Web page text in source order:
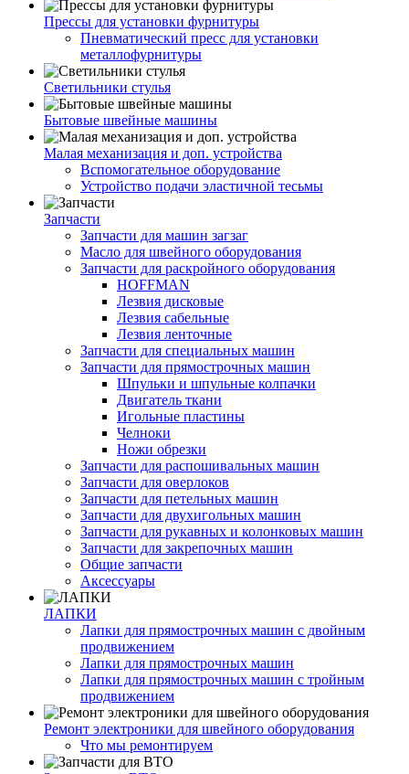
Прессы для установки фурнитуры
Пневматический пресс для установки
металлофурнитуры
Светильники стулья
Бытовые швейные машины
Малая механизация и доп. устройства
Вспомогательное оборудование
Устройство подачи эластичной тесьмы
Запчасти
Запчасти для машин загзаг
Масло для швейного оборудования
Запчасти для раскройного оборудования
HOFFMAN
Лезвия дисковые
Лезвия сабельные
Лезвия ленточные
Запчасти для специальных машин
Запчасти для прямострочных машин
Шпульки и шпульные колпачки
Двигатель ткани
Игольные пластины
Челноки
Ножи обрезки
Запчасти для распошивальных машин
Запчасти для оверлоков
Запчасти для петельных машин
Запчасти для двухигольных машин
Запчасти для рукавных и колонковых машин
Запчасти для закрепочных машин
Общие запчасти
Аксессуары
ЛАПКИ
Лапки для прямострочных машин с двойным
продвижением
Лапки для прямострочных машин
Лапки для прямострочных машин с тройным
продвижением
Ремонт электроники для швейного оборудования
Что мы ремонтируем